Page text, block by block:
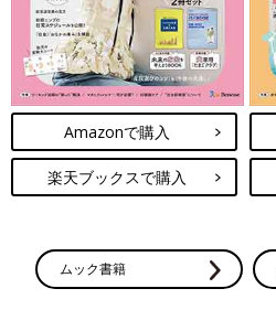
Amazonで購入
楽天ブックスで購入
ムック書籍